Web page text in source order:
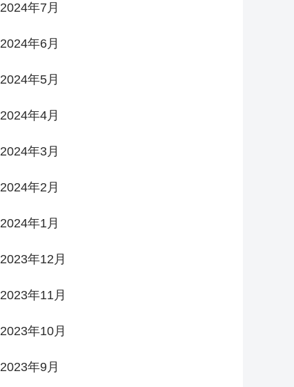
2024年7月
2024年6月
2024年5月
2024年4月
2024年3月
2024年2月
2024年1月
2023年12月
2023年11月
2023年10月
2023年9月